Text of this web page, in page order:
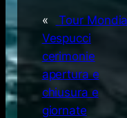
«
Tour
Vespucci
cerimonie
apertura e
chiusura e
giornate